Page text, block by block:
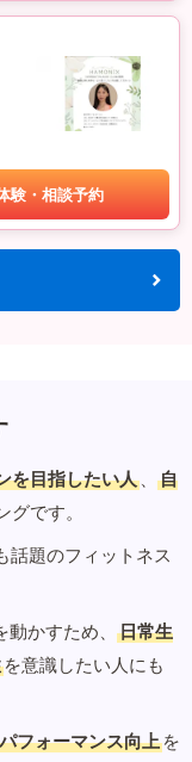
験・相談予約
を目指したい人 、
自
です。
話題のフィットネス
かすため、
日常生
を意識したい人にも
パフォーマンス向上 を